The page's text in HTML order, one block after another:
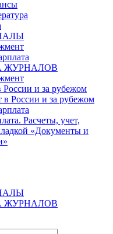
ЖУРНАЛОВ
России и за рубежом
России и за рубежом
Расчеты, учет,
«Документы и
ЖУРНАЛОВ